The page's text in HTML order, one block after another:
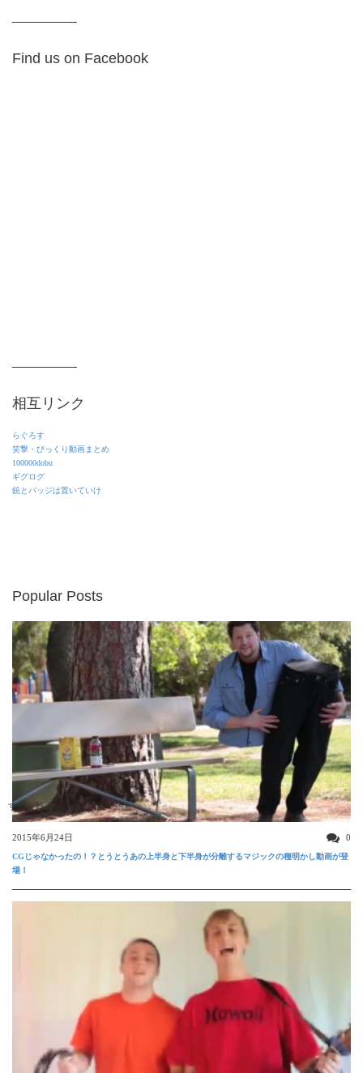
Find us on Facebook
相互リンク
らぐろす
笑撃・びっくり動画まとめ
100000dobu
ギグログ
銃とバッジは置いていけ
Popular Posts
すごい動画
2015年6月24日 0
CGじゃなかったの！？とうとうあの上半身と下半身が分離するマジックの種明かし動画が登
場！